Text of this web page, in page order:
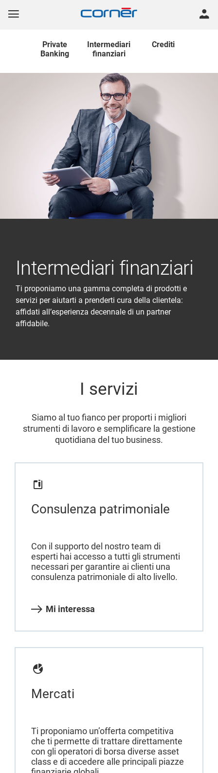
Private
Banking
Intermediari
finanziari
Crediti
Intermediari finanziari
Ti proponiamo una gamma completa di prodotti e
servizi per aiutarti a prenderti cura della clientela:
affidati all’esperienza decennale di un partner
affidabile.
I servizi
Siamo al tuo fianco per proporti i migliori
strumenti di lavoro e semplificare la gestione
quotidiana del tuo business.
Consulenza patrimoniale
Con il supporto del nostro team di
esperti hai accesso a tutti gli strumenti
necessari per garantire ai clienti una
consulenza patrimoniale di alto livello.
Mi interessa
Mercati
Ti proponiamo un’offerta competitiva
che ti permette di trattare direttamente
con gli operatori di borsa diverse asset
class e di accedere alle principali piazze